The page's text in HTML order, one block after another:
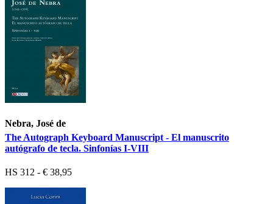
Nebra, José de
The Autograph Keyboard Manuscript - El manuscrito
autógrafo de tecla. Sinfonías I-VIII
HS 312 - € 38,95